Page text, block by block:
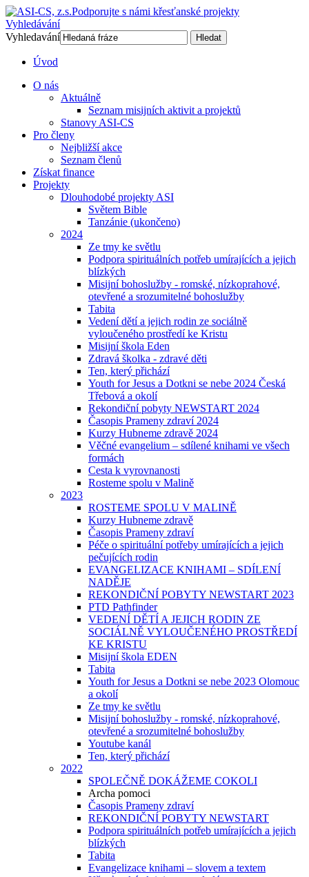
Podporujte s námi křesťanské projekty
Vyhledávání
Vyhledavání
Hledat
Úvod
O nás
Aktuálně
Seznam misijních aktivit a projektů
Stanovy ASI-CS
Pro členy
Nejbližší akce
Seznam členů
Získat finance
Projekty
Dlouhodobé projekty ASI
Světem Bible
Tanzánie (ukončeno)
2024
Ze tmy ke světlu
Podpora spirituálních potřeb umírajících a jejich
blízkých
Misijní bohoslužby - romské, nízkoprahové,
otevřené a srozumitelné bohoslužby
Tabita
Vedení dětí a jejich rodin ze sociálně
vyloučeného prostředí ke Kristu
Misijní škola Eden
Zdravá školka - zdravé děti
Ten, který přichází
Youth for Jesus a Dotkni se nebe 2024 Česká
Třebová a okolí
Rekondiční pobyty NEWSTART 2024
Časopis Prameny zdraví 2024
Kurzy Hubneme zdravě 2024
Věčné evangelium – sdílené knihami ve všech
formách
Cesta k vyrovnanosti
Rosteme spolu v Malině
2023
ROSTEME SPOLU V MALINĚ
Kurzy Hubneme zdravě
Časopis Prameny zdraví
Péče o spirituální potřeby umírajících a jejich
pečujících rodin
EVANGELIZACE KNIHAMI – SDÍLENÍ
NADĚJE
REKONDIČNÍ POBYTY NEWSTART 2023
PTD Pathfinder
VEDENÍ DĚTÍ A JEJICH RODIN ZE
SOCIÁLNĚ VYLOUČENÉHO PROSTŘEDÍ
KE KRISTU
Misijní škola EDEN
Tabita
Youth for Jesus a Dotkni se nebe 2023 Olomouc
a okolí
Ze tmy ke světlu
Misijní bohoslužby - romské, nízkoprahové,
otevřené a srozumitelné bohoslužby
Youtube kanál
Ten, který přichází
2022
SPOLEČNĚ DOKÁŽEME COKOLI
Archa pomoci
Časopis Prameny zdraví
REKONDIČNÍ POBYTY NEWSTART
Podpora spirituálních potřeb umírajících a jejich
blízkých
Tabita
Evangelizace knihami – slovem a textem